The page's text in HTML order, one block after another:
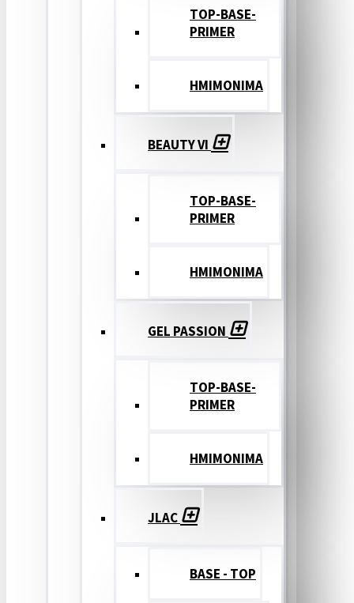
TOP-BASE-
PRIMER
ΗΜΙΜΟΝΙΜΑ
BEAUTY VI
TOP-BASE-
PRIMER
ΗΜΙΜΟΝΙΜΑ
GEL PASSION
TOP-BASE-
PRIMER
ΗΜΙΜΟΝΙΜΑ
JLAC
BASE - TOP